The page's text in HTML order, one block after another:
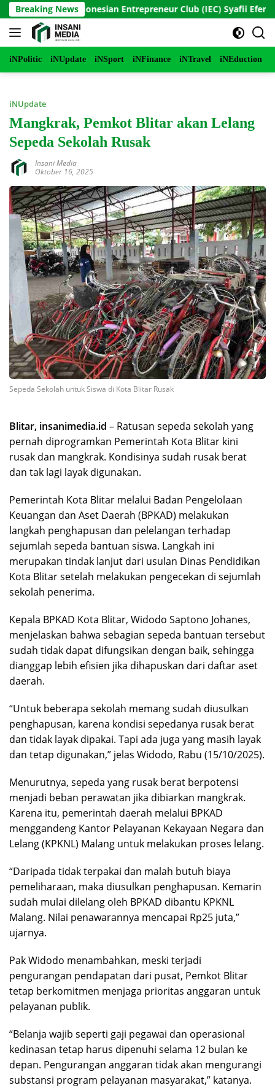
Langsung
ke
konten
Breaking News
Indonesian Entrepreneur Club (IEC) Syafii Efendi
iNPolitic iNUpdate iNSport iNFinance iNTravel iNEduction
iNUpdate
Mangkrak, Pemkot Blitar akan Lelang
Sepeda Sekolah Rusak
Insani Media
Oktober 16, 2025
Sepeda Sekolah untuk Siswa di Kota Blitar Rusak
Blitar, insanimedia.id – Ratusan sepeda sekolah yang
pernah diprogramkan Pemerintah Kota Blitar kini
rusak dan mangkrak. Kondisinya sudah rusak berat
dan tak lagi layak digunakan.
Pemerintah Kota Blitar melalui Badan Pengelolaan
Keuangan dan Aset Daerah (BPKAD) melakukan
langkah penghapusan dan pelelangan terhadap
sejumlah sepeda bantuan siswa. Langkah ini
merupakan tindak lanjut dari usulan Dinas Pendidikan
Kota Blitar setelah melakukan pengecekan di sejumlah
sekolah penerima.
Kepala BPKAD Kota Blitar, Widodo Saptono Johanes,
menjelaskan bahwa sebagian sepeda bantuan tersebut
sudah tidak dapat difungsikan dengan baik, sehingga
dianggap lebih efisien jika dihapuskan dari daftar aset
daerah.
“Untuk beberapa sekolah memang sudah diusulkan
penghapusan, karena kondisi sepedanya rusak berat
dan tidak layak dipakai. Tapi ada juga yang masih layak
dan tetap digunakan,” jelas Widodo, Rabu (15/10/2025).
Menurutnya, sepeda yang rusak berat berpotensi
menjadi beban perawatan jika dibiarkan mangkrak.
Karena itu, pemerintah daerah melalui BPKAD
menggandeng Kantor Pelayanan Kekayaan Negara dan
Lelang (KPKNL) Malang untuk melakukan proses lelang.
“Daripada tidak terpakai dan malah butuh biaya
pemeliharaan, maka diusulkan penghapusan. Kemarin
sudah mulai dilelang oleh BPKAD dibantu KPKNL
Malang. Nilai penawarannya mencapai Rp25 juta,”
ujarnya.
Pak Widodo menambahkan, meski terjadi
pengurangan pendapatan dari pusat, Pemkot Blitar
tetap berkomitmen menjaga prioritas anggaran untuk
pelayanan publik.
“Belanja wajib seperti gaji pegawai dan operasional
kedinasan tetap harus dipenuhi selama 12 bulan ke
depan. Pengurangan anggaran tidak akan mengurangi
substansi program pelayanan masyarakat,” katanya.